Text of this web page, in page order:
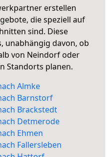
erstellen
die speziell auf
sind. Diese
unabhängig davon, ob
von Neindorf oder
Standorts planen.
Almke
Barnstorf
Brackstedt
Detmerode
Ehmen
Fallersleben